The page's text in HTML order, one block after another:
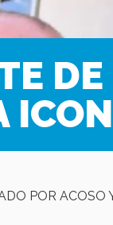
POR ACOSO